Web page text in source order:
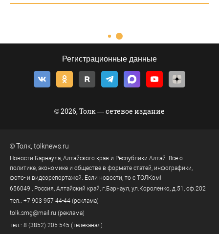
Регистрационные данные
© 2026, Толк — сетевое издание
©Толк tolknews.ru
Новости Барнаула, Алтайского края и Республики Алтай. Все о
политике, экономике и обществе в формате статей, инфографики,
фото- и видеорепортажей. Если новости, то с ТОЛКом!
656049 , Россия, Алтайский край, г.Барнаул, ул.Короленко, д.51, оф.202
тел.: +7 903 957 44-44 (реклама)
tolk.smg@mail.ru (реклама)
тел.: 8 (3852) 205-545 (телеканал)